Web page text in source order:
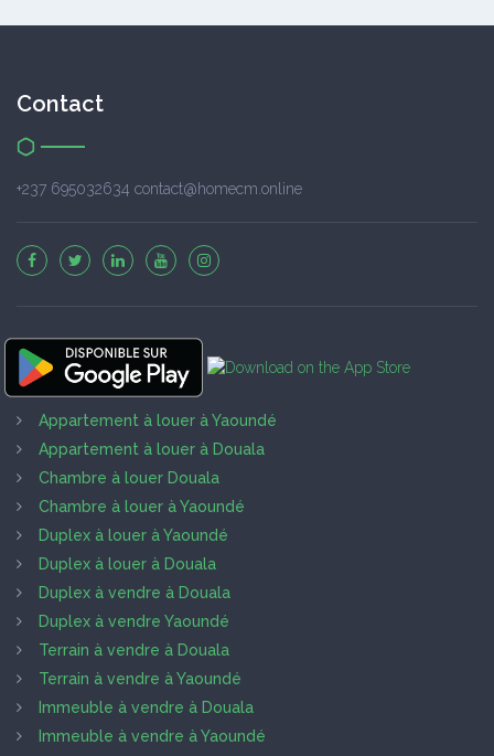
Contact
+237 695032634 contact@homecm.online
Appartement à louer à Yaoundé
Appartement à louer à Douala
Chambre à louer Douala
Chambre à louer à Yaoundé
Duplex à louer à Yaoundé
Duplex à louer à Douala
Duplex à vendre à Douala
Duplex à vendre Yaoundé
Terrain à vendre à Douala
Terrain à vendre à Yaoundé
Immeuble à vendre à Douala
Immeuble à vendre à Yaoundé